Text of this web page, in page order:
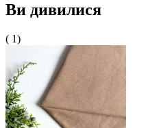
Ви дивилися
( 1)